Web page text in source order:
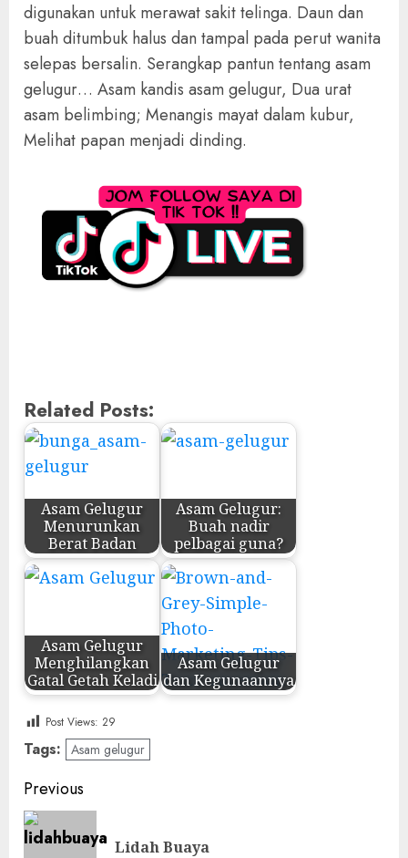
digunakan untuk merawat sakit telinga. Daun dan
buah ditumbuk halus dan tampal pada perut wanita
selepas bersalin. Serangkap pantun tentang asam
gelugur… Asam kandis asam gelugur, Dua urat
asam belimbing; Menangis mayat dalam kubur,
Melihat papan menjadi dinding.
Related Posts:
Asam Gelugur
Menurunkan
Berat Badan
Asam Gelugur:
Buah nadir
pelbagai guna?
Asam Gelugur
Menghilangkan
Gatal Getah Keladi
Asam Gelugur
dan Kegunaannya
Post Views: 29
Tags: Asam gelugur
Post
navigation
Previous
Lidah Buaya